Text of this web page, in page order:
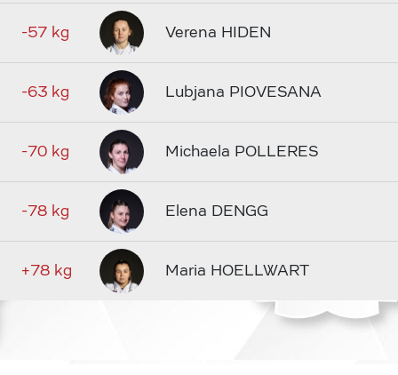
-57 kg Verena HIDEN
-63 kg Lubjana PIOVESANA
-70 kg Michaela POLLERES
-78 kg Elena DENGG
+78 kg Maria HOELLWART